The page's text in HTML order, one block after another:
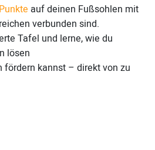
Punkte auf deinen Fußsohlen mit
verbunden sind.
Tafel und lerne, wie du
lösen
fördern kannst – direkt von zu